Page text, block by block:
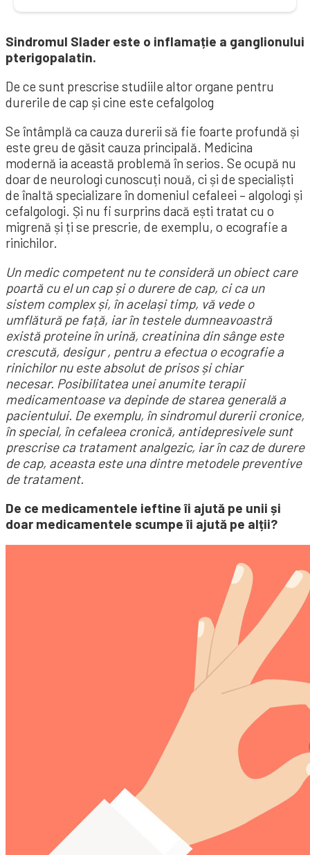
Sindromul Slader este o inflamație a ganglionului
pterigopalatin.
De ce sunt prescrise studiile altor organe pentru
durerile de cap și cine este cefalgolog
Se întâmplă ca cauza durerii să fie foarte profundă și
este greu de găsit cauza principală. Medicina
modernă ia această problemă în serios. Se ocupă nu
doar de neurologi cunoscuți nouă, ci și de specialiști
de înaltă specializare în domeniul cefaleei – algologi și
cefalgologi. Și nu fi surprins dacă ești tratat cu o
migrenă și ți se prescrie, de exemplu, o ecografie a
rinichilor.
Un medic competent nu te consideră un obiect care
poartă cu el un cap și o durere de cap, ci ca un
sistem complex și, în același timp, vă vede o
umflătură pe față, iar în testele dumneavoastră
există proteine ​​în urină, creatinina din sânge este
crescută, desigur , pentru a efectua o ecografie a
rinichilor nu este absolut de prisos și chiar
necesar. Posibilitatea unei anumite terapii
medicamentoase va depinde de starea generală a
pacientului. De exemplu, în sindromul durerii cronice,
în special, în cefaleea cronică, antidepresivele sunt
prescrise ca tratament analgezic, iar în caz de durere
de cap, aceasta este una dintre metodele preventive
de tratament.
De ce medicamentele ieftine îi ajută pe unii și
doar medicamentele scumpe îi ajută pe alții?